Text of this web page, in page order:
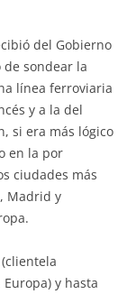
del Gobierno
de sondear la
línea ferroviaria
y a la del
si era más lógico
en la por
ciudades más
Madrid y
y hasta